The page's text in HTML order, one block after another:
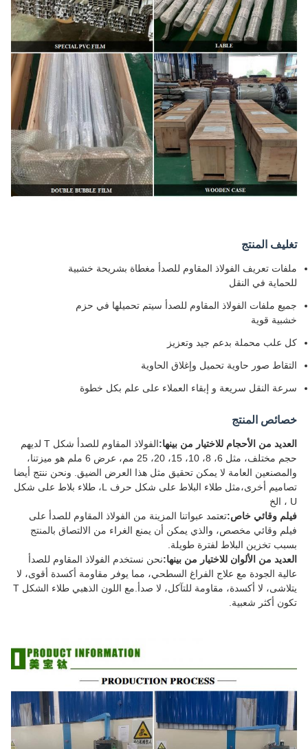
تغليف المنتج
ملفات تعريف الفولاذ المقاوم للصدأ مغطاة بشريحة خشبية
للحماية في النقل
جميع ملفات الفولاذ المقاوم للصدأ سيتم تحميلها في حزم
خشبية قوية
كل علب محملة بدعم جيد وتعزيز
التقاط صور حاوية تحميل وإغلاق الحاوية
سرعة النقل سريعة و إبقاء العملاء على علم بكل خطوة
خصائص المنتج
العديد من الأحجام للاختيار من بينها:
الفولاذ المقاوم للصدأ شكل T لديهم
حجم مختلف، مثل 6، 8، 10، 15، 20، 25 مم، عرض 6 ملم هو ميزتنا،
والمصنعين العامة لا يمكن تحقيق مثل هذا العرض الضيق. ونحن ننتج أيضا
تصاميم أخرى،مثل طلاء البلاط على شكل حرف L، طلاء بلاط على شكل
U ، الخ
فيلم وقائي خاص:تعتمد عبواتنا المزينة من الفولاذ المقاوم للصدأ على
فيلم وقائي مخصص، والذي يمكن أن يمنع الغراء من الالتصاق بالمنتج
بسبب تخزين البلاط لفترة طويلة.
العديد من الألوان للاختيار من بينها:نحن نستخدم الفولاذ المقاوم للصدأ
عالية الجودة مع علاج الفراغ السطحي، مما يوفر مقاومة أكسدة أقوى، لا
يتلاشى، لا أكسدة، مقاومة للتآكل، لا صدأ.مع اللون الذهبي طلاء الشكل T
تكون أكثر شعبية.